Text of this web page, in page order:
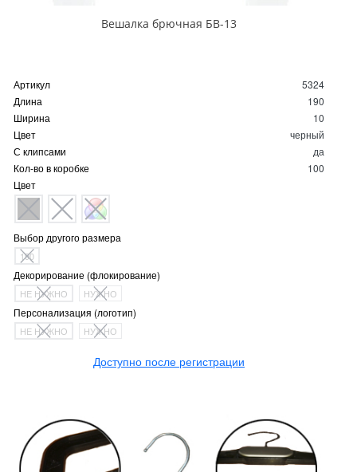
Вешалка брючная БВ-13
Артикул
5324
Длина
190
Ширина
10
Цвет
черный
С клипсами
да
Кол-во в коробке
100
Цвет
Выбор другого размера
190
Декорирование (флокирование)
НЕ НУЖНО НУЖНО
Персонализация (логотип)
НЕ НУЖНО НУЖНО
Доступно после регистрации